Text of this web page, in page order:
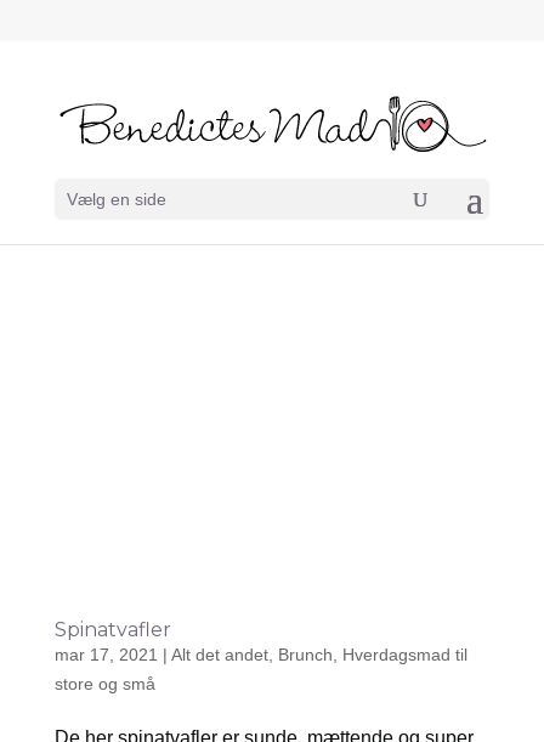
Vælg en side
Spinatvafler
mar 17, 2021 | Alt det andet, Brunch
Hverdagsmad til
store og små
De her spinatvafler er sunde, mættende og super